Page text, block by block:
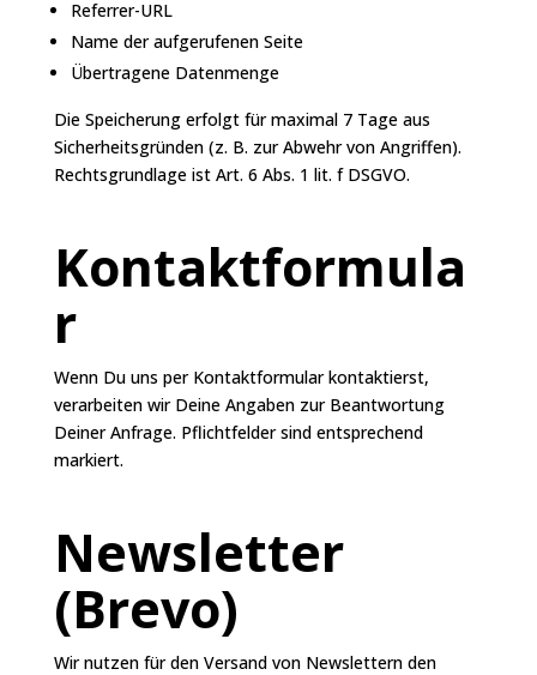
Referrer-URL
Name der aufgerufenen Seite
Übertragene Datenmenge
Die Speicherung erfolgt für maximal 7 Tage aus
Sicherheitsgründen (z. B. zur Abwehr von Angriffen).
Rechtsgrundlage ist Art. 6 Abs. 1 lit. f DSGVO.
Kontaktformula
r
Wenn Du uns per Kontaktformular kontaktierst,
verarbeiten wir Deine Angaben zur Beantwortung
Deiner Anfrage. Pflichtfelder sind entsprechend
markiert.
Newsletter
(Brevo)
Wir nutzen für den Versand von Newslettern den